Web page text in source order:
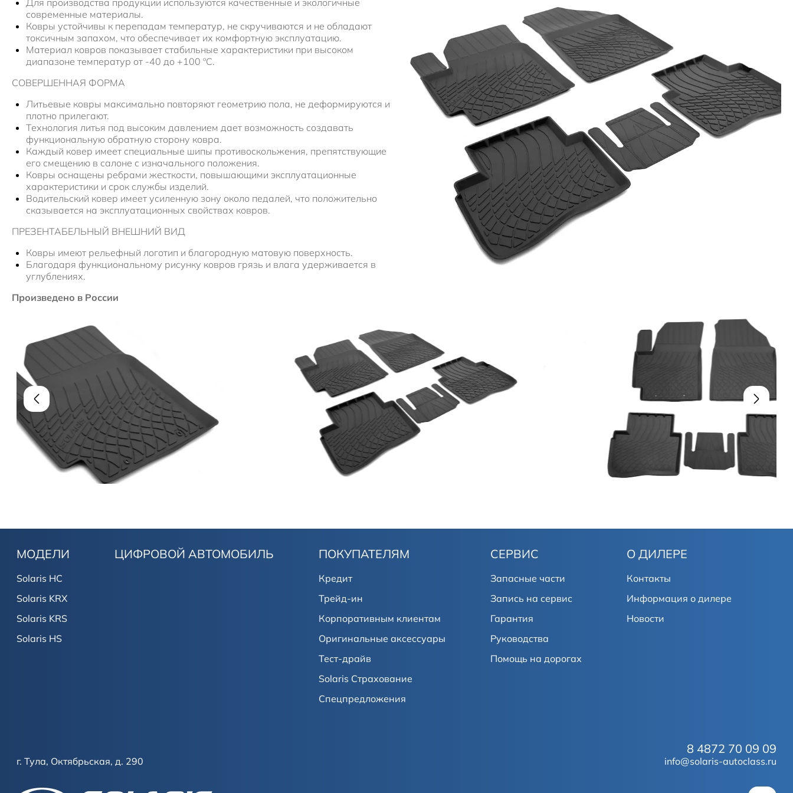
Для производства продукции используются качественные и экологичные
современные материалы.
Ковры устойчивы к перепадам температур, не скручиваются и не обладают
токсичным запахом, что обеспечивает их комфортную эксплуатацию.
Материал ковров показывает стабильные характеристики при высоком
диапазоне температур от -40 до +100 ºС.
СОВЕРШЕННАЯ ФОРМА
Литьевые ковры максимально повторяют геометрию пола, не деформируются и
плотно прилегают.
Технология литья под высоким давлением дает возможность создавать
функциональную обратную сторону ковра.
Каждый ковер имеет специальные шипы противоскольжения, препятствующие
его смещению в салоне с изначального положения.
Ковры оснащены ребрами жесткости, повышающими эксплуатационные
характеристики и срок службы изделий.
Водительский ковер имеет усиленную зону около педалей, что положительно
сказывается на эксплуатационных свойствах ковров.
ПРЕЗЕНТАБЕЛЬНЫЙ ВНЕШНИЙ ВИД
Ковры имеют рельефный логотип и благородную матовую поверхность.
Благодаря функциональному рисунку ковров грязь и влага удерживается в
углублениях.
Произведено в России
МОДЕЛИ
Solaris HC
Solaris KRX
Solaris KRS
Solaris HS
ЦИФРОВОЙ АВТОМОБИЛЬ ПОКУПАТЕЛЯМ
Кредит
Трейд-ин
Корпоративным клиентам
Оригинальные аксессуары
Тест-драйв
Solaris Страхование
Спецпредложения
СЕРВИС
Запасные части
Запись на сервис
Гарантия
Руководства
Помощь на дорогах
О ДИЛЕРЕ
Контакты
Информация о дилере
Новости
г. Тула, Октябрьская, д. 290
8 4872 70 09 09
info@solaris-autoclass.ru